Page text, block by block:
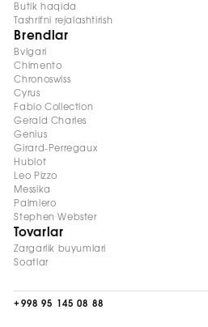
Butik haqida
Tashrifni rejalashtirish
Brendlar
Bvlgari
Chimento
Chronoswiss
Cyrus
Fabio Collection
Gerald Charles
Genius
Girard-Perregaux
Hublot
Leo Pizzo
Messika
Palmiero
Stephen Webster
Tovarlar
Zargarlik buyumlari
Soatlar
+998 95 145 08 88